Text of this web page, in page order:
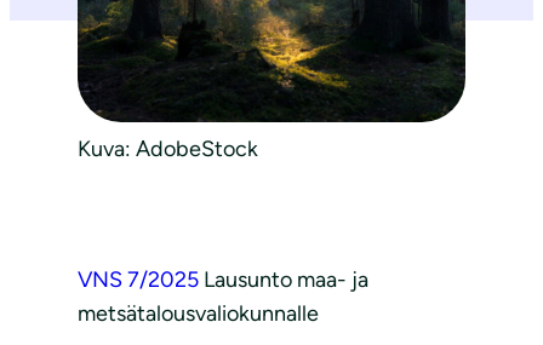
Kuva: AdobeStock
VNS 7/2025 Lausunto maa- ja
metsätalousvaliokunnalle